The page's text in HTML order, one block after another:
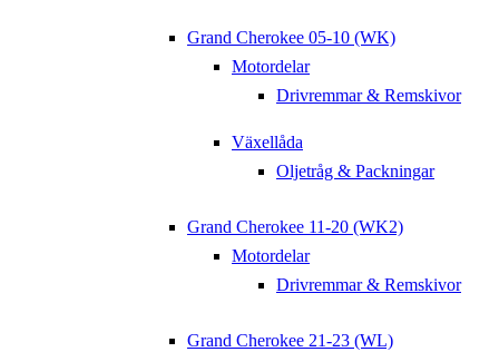
Grand Cherokee 05-10 (WK)
Motordelar
Drivremmar & Remskivor
Växellåda
Oljetråg & Packningar
Grand Cherokee 11-20 (WK2)
Motordelar
Drivremmar & Remskivor
Grand Cherokee 21-23 (WL)